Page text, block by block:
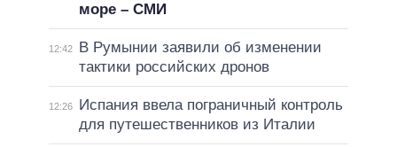
море – СМИ
12:42
В Румынии заявили об изменении
тактики российских дронов
12:26
Испания ввела пограничный контроль
для путешественников из Италии